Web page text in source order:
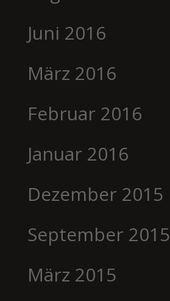
Juni 2016
März 2016
Februar 2016
Januar 2016
Dezember 2015
September 2015
März 2015